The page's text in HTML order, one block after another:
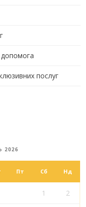
послуг
2026
Пт Сб Нд
1 2